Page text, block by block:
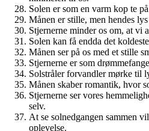
Solen er som en varm kop te
Månen er stille, men hendes
Stjernerne minder os om, at vi
Solen kan få endda det
Månen ser på os med et stille
Stjernerne er som
Solstråler forvandler mørke til
Månen skaber romantik, hvor
Stjernerne ser vores
selv.
At se solnedgangen sammen
oplevelse.